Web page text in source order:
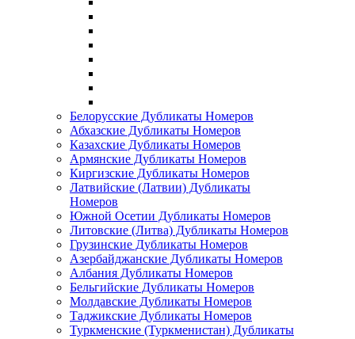
Белорусские Дубликаты Номеров
Абхазские Дубликаты Номеров
Казахские Дубликаты Номеров
Армянские Дубликаты Номеров
Киргизские Дубликаты Номеров
Латвийские (Латвии) Дубликаты
Номеров
Южной Осетии Дубликаты Номеров
Литовские (Литва) Дубликаты Номеров
Грузинские Дубликаты Номеров
Азербайджанские Дубликаты Номеров
Албания Дубликаты Номеров
Бельгийские Дубликаты Номеров
Молдавские Дубликаты Номеров
Таджикские Дубликаты Номеров
Туркменские (Туркменистан) Дубликаты